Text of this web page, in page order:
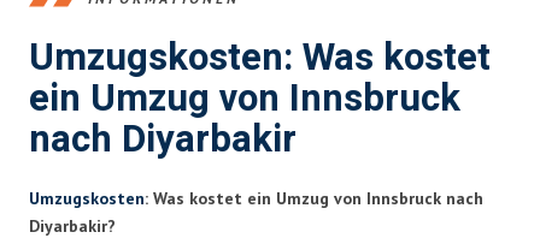
Umzugskosten: Was kostet
ein Umzug von Innsbruck
nach Diyarbakir
Umzugskosten: Was kostet ein Umzug von Innsbruck nach
Diyarbakir?